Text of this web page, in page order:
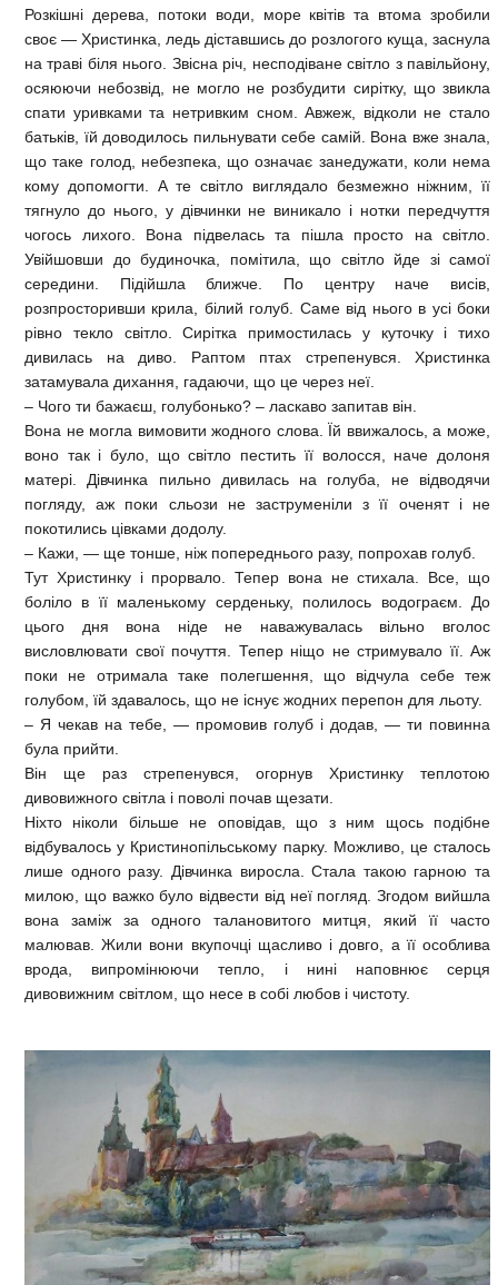
Розкішні дерева, потоки води, море квітів та втома зробили
своє — Христинка, ледь діставшись до розлогого куща, заснула
на траві біля нього. Звісна річ, несподіване світло з павільйону,
осяюючи небозвід, не могло не розбудити сирітку, що звикла
спати уривками та нетривким сном. Авжеж, відколи не стало
батьків, їй доводилось пильнувати себе самій. Вона вже знала,
що таке голод, небезпека, що означає занедужати, коли нема
кому допомогти. А те світло виглядало безмежно ніжним, її
тягнуло до нього, у дівчинки не виникало і нотки передчуття
чогось лихого. Вона підвелась та пішла просто на світло.
Увійшовши до будиночка, помітила, що світло йде зі самої
середини. Підійшла ближче. По центру наче висів,
розпросторивши крила, білий голуб. Саме від нього в усі боки
рівно текло світло. Сирітка примостилась у куточку і тихо
дивилась на диво. Раптом птах стрепенувся. Христинка
затамувала дихання, гадаючи, що це через неї.
– Чого ти бажаєш, голубонько? – ласкаво запитав він.
Вона не могла вимовити жодного слова. Їй ввижалось, а може,
воно так і було, що світло пестить її волосся, наче долоня
матері. Дівчинка пильно дивилась на голуба, не відводячи
погляду, аж поки сльози не заструменіли з її оченят і не
покотились цівками додолу.
– Кажи, — ще тонше, ніж попереднього разу, попрохав голуб.
Тут Христинку і прорвало. Тепер вона не стихала. Все, що
боліло в її маленькому серденьку, полилось водограєм. До
цього дня вона ніде не наважувалась вільно вголос
висловлювати свої почуття. Тепер ніщо не стримувало її. Аж
поки не отримала таке полегшення, що відчула себе теж
голубом, їй здавалось, що не існує жодних перепон для льоту.
– Я чекав на тебе, — промовив голуб і додав, — ти повинна
була прийти.
Він ще раз стрепенувся, огорнув Христинку теплотою
дивовижного світла і поволі почав щезати.
Ніхто ніколи більше не оповідав, що з ним щось подібне
відбувалось у Кристинопільському парку. Можливо, це сталось
лише одного разу. Дівчинка виросла. Стала такою гарною та
милою, що важко було відвести від неї погляд. Згодом вийшла
вона заміж за одного талановитого митця, який її часто
малював. Жили вони вкупочці щасливо і довго, а її особлива
врода, випромінюючи тепло, і нині наповнює серця
дивовижним світлом, що несе в собі любов і чистоту.